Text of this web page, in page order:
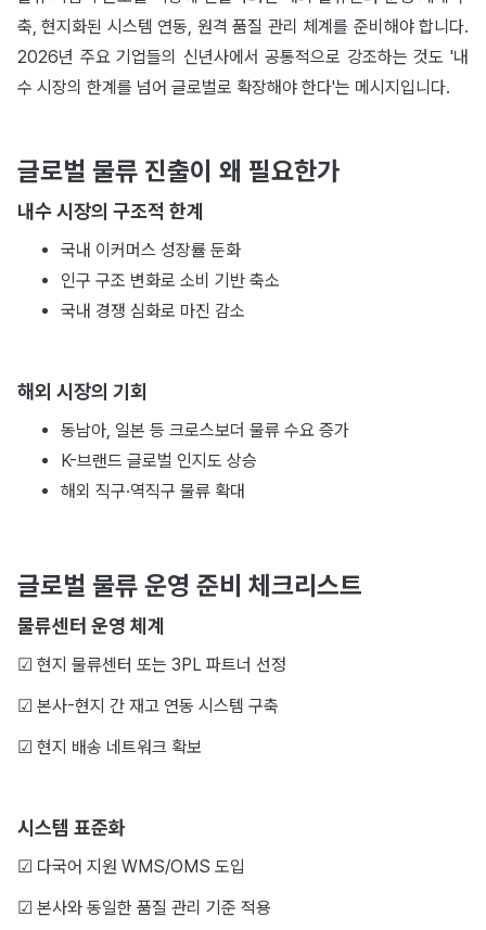
축, 현지화된 시스템 연동, 원격 품질 관리 체계를 준비해야 합니다.
2026년 주요 기업들의 신년사에서 공통적으로 강조하는 것도 '내
수 시장의 한계를 넘어 글로벌로 확장해야 한다'는 메시지입니다.
글로벌 물류 진출이 왜 필요한가
내수 시장의 구조적 한계
국내 이커머스 성장률 둔화
인구 구조 변화로 소비 기반 축소
국내 경쟁 심화로 마진 감소
해외 시장의 기회
동남아, 일본 등 크로스보더 물류 수요 증가
K-브랜드 글로벌 인지도 상승
해외 직구·역직구 물류 확대
글로벌 물류 운영 준비 체크리스트
물류센터 운영 체계
☑︎ 현지 물류센터 또는 3PL 파트너 선정
☑︎ 본사-현지 간 재고 연동 시스템 구축
☑︎ 현지 배송 네트워크 확보
시스템 표준화
☑︎ 다국어 지원 WMS/OMS 도입
☑︎ 본사와 동일한 품질 관리 기준 적용